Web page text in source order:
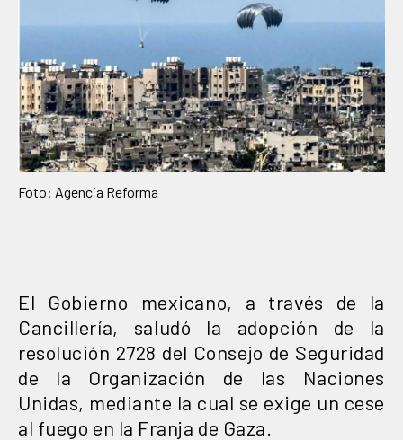
Foto: Agencia Reforma
El Gobierno mexicano, a través de la
Cancillería, saludó la adopción de la
resolución 2728 del Consejo de Seguridad
de la Organización de las Naciones
Unidas, mediante la cual se exige un cese
al fuego en la Franja de Gaza.